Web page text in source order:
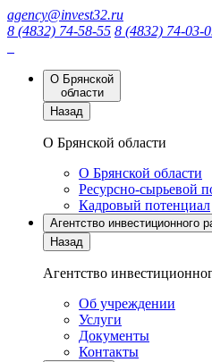
agency@invest32.ru
8 (4832) 74-58-55 8 (4832) 74-03-
О Брянской
области
Назад
О Брянской области
О Брянской области
Ресурсно-сырьевой
Кадровый потенциал
Агентство инвестиционного
Назад
Агентство
Об учреждении
Услуги
Документы
Контакты